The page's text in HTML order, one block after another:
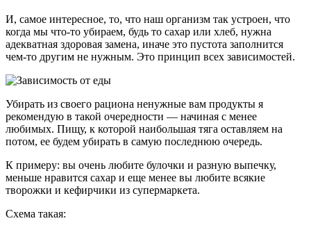
И, самое интересное, то, что наш организм так устроен, что
когда мы что-то убираем, будь то сахар или хлеб, нужна
адекватная здоровая замена, иначе это пустота заполнится
чем-то другим не нужным. Это принцип всех зависимостей.
Убирать из своего рациона ненужные вам продукты я
рекомендую в такой очередности — начиная с менее
любимых. Пищу, к которой наибольшая тяга оставляем на
потом, ее будем убирать в самую последнюю очередь.
К примеру: вы очень любите булочки и разную выпечку,
меньше нравится сахар и еще менее вы любите всякие
творожки и кефирчики из супермаркета.
Схема такая: